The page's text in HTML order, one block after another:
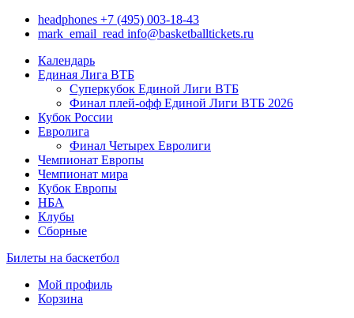
headphones +7 (495) 003-18-43
mark_email_read info@basketballtickets.ru
Календарь
Единая Лига ВТБ
Суперкубок Единой Лиги ВТБ
Финал плей-офф Единой Лиги ВТБ 2026
Кубок России
Евролига
Финал Четырех Евролиги
Чемпионат Европы
Чемпионат мира
Кубок Европы
НБА
Клубы
Сборные
Билеты на баскетбол
Мой профиль
Корзина